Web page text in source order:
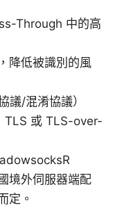
Through 中的高
降低被識別的風
議/混淆協議）
TLS 或 TLS-over-
境外伺服器端配
定。